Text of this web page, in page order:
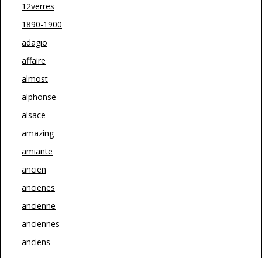
12verres
1890-1900
adagio
affaire
almost
alphonse
alsace
amazing
amiante
ancien
ancienes
ancienne
anciennes
anciens